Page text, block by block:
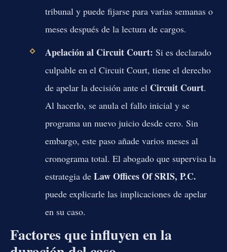
tribunal y puede fijarse para varias semanas o
meses después de la lectura de cargos.
Apelación al Circuit Court: Si es declarado
culpable en el Circuit Court, tiene el derecho
de apelar la decisión ante el Circuit Court.
Al hacerlo, se anula el fallo inicial y se
programa un nuevo juicio desde cero. Sin
embargo, este paso añade varios meses al
cronograma total. El abogado que supervisa la
estrategia de Law Offices Of SRIS, P.C.
puede explicarle las implicaciones de apelar
en su caso.
Factores que influyen en la